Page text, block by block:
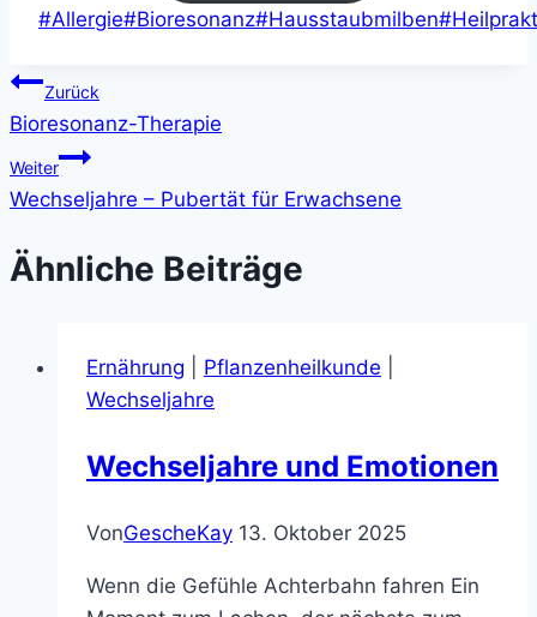
Schlagworte:
#Allergie#Bioresonanz#Hausstaubmilben#
Beitragsnavigation
Zurück
Bioresonanz-Therapie
Weiter
Wechseljahre – Pubertät für Erwachsene
Ähnliche Beiträge
Ernährung Pflanzenheilkunde
Wechseljahre
Wechseljahre und Emotionen
VonGescheKay 13. Oktober 2025
Wenn die Gefühle Achterbahn fahren Ein